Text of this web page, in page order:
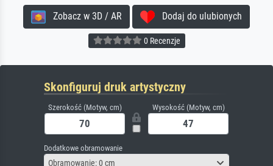
Zobacz w 3D / AR Dodaj do ulubionych
0 Recenzje
Skonfiguruj druk artystyczny
Szerokość (Motyw, cm) Wysokość (Motyw, cm)
Dodatkowe obramowanie
Obramowanie: 0 cm